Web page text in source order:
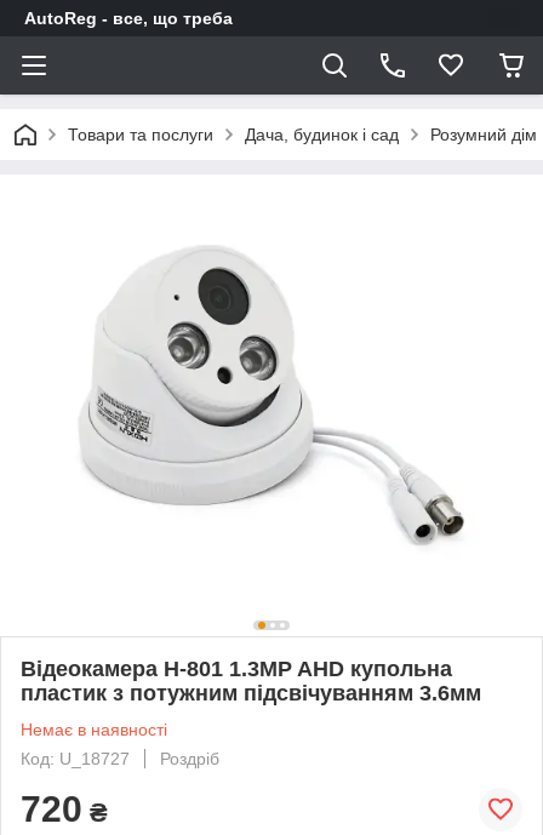
AutoReg - все, що треба
Товари та послуги Дача, будинок і сад Розумний дім
Відеокамера H-801 1.3MP AHD купольна
пластик з потужним підсвічуванням 3.6мм
Немає в наявності
Код: U_18727
Роздріб
720 ₴